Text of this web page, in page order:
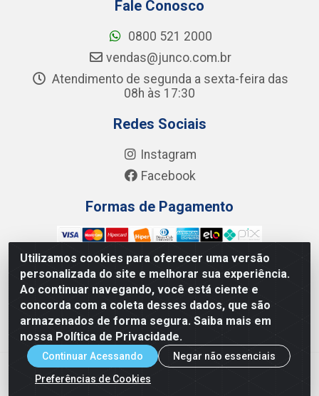
Utilizamos cookies para oferecer uma versão
personalizada do site e melhorar sua experiência.
Ao continuar navegando, você está ciente e
concorda com a coleta desses dados, que são
armazenados de forma segura. Saiba mais em
nossa Política de Privacidade.
Continuar Acessando
Negar não essenciais
Preferências de Cookies
Fale Conosco
0800 521 2000
vendas@junco.com.br
Atendimento de segunda a sexta-feira das
08h às 17:30
Redes Sociais
Instagram
Facebook
Formas de Pagamento
Junco Industria e Comercio Ltda - R. Lineu Anterino
Mariano, 505 - Distrito Industrial, Uberlândia - MG CEP
38.402-346 - CNPJ: 66.312.653/0001-14